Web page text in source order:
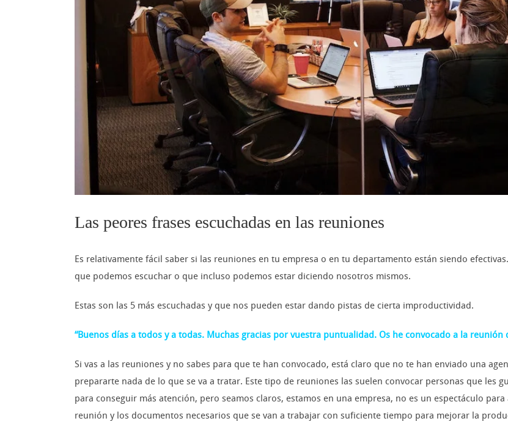
Las peores frases escuchadas en las reuniones
Es relativamente fácil saber si las reuniones en tu empresa o en tu departamento están siendo
que podemos escuchar o que incluso podemos estar diciendo nosotros mismos.
Estas son las 5 más escuchadas y que nos pueden estar dando pistas de cierta improductividad.
“Buenos días a todos y a todas. Muchas gracias por vuestra puntualidad. Os he convocado a la
Si vas a las reuniones y no sabes para que te han convocado, está claro que no te han enviado una
prepararte nada de lo que se va a tratar. Este tipo de reuniones las suelen convocar personas que les
para conseguir más atención, pero seamos claros, estamos en una empresa, no es un espectáculo
reunión y los documentos necesarios que se van a trabajar con suficiente tiempo para mejorar la